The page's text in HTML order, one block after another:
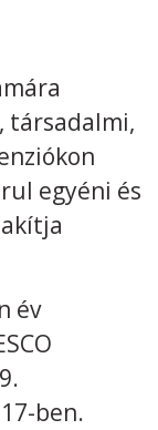
társadalmi,
egyéni és
év
ben.